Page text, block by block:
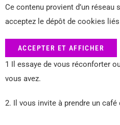
Ce contenu provient d’un réseau
acceptez le dépôt de cookies
ACCEPTER ET AFFICHER
1 Il essaye de vous réconforter
vous avez.
2. Il vous invite à prendre un